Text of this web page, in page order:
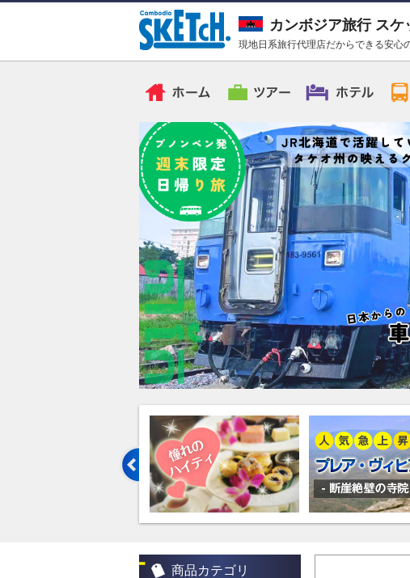
カンボジア旅行 スケ
現地日系旅行代理店だからできる安心
商品カテゴリ